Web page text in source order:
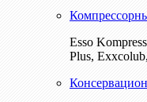
Esso
Plus,